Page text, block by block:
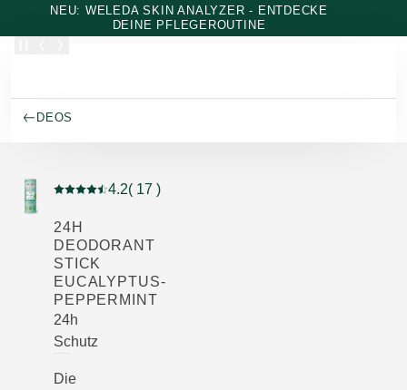
Zum Hauptinhalt wechseln
NEU: WELEDA SKIN ANALYZER - ENTDECKE
DEINE PFLEGEROUTINE
DEOS
Aktuelle Bewertung: 4.2 von 5 Sternen bewertet von
4.2( 17 )
24H
DEODORANT
STICK
EUCALYPTUS-
PEPPERMINT
24h
Schutz
Die